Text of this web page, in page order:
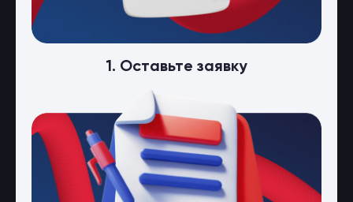
1. Оставьте заявку